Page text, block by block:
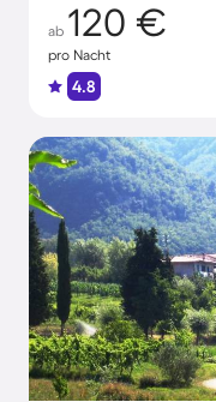
ab 120 €
pro Nacht
4.8